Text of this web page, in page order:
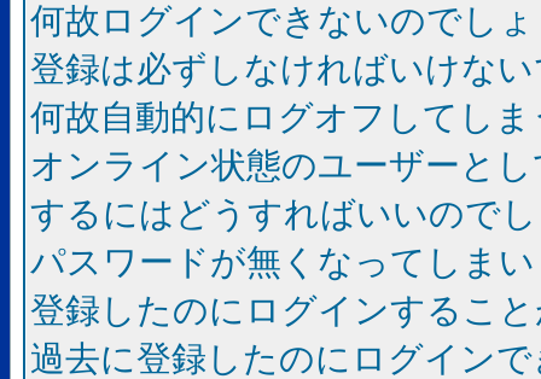
何故ログインできないのでし
登録は必ずしなければいけな
何故自動的にログオフしてし
オンライン状態のユーザーと
するにはどうすればいいので
パスワードが無くなってしま
登録したのにログインするこ
過去に登録したのにログイン